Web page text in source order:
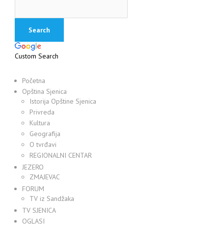
Custom Search
Početna
Opština Sjenica
Istorija Opštine Sjenica
Privreda
Kultura
Geografija
O tvrđavi
REGIONALNI CENTAR
JEZERO
ZMAJEVAC
FORUM
TV iz Sandžaka
TV SJENICA
OGLASI